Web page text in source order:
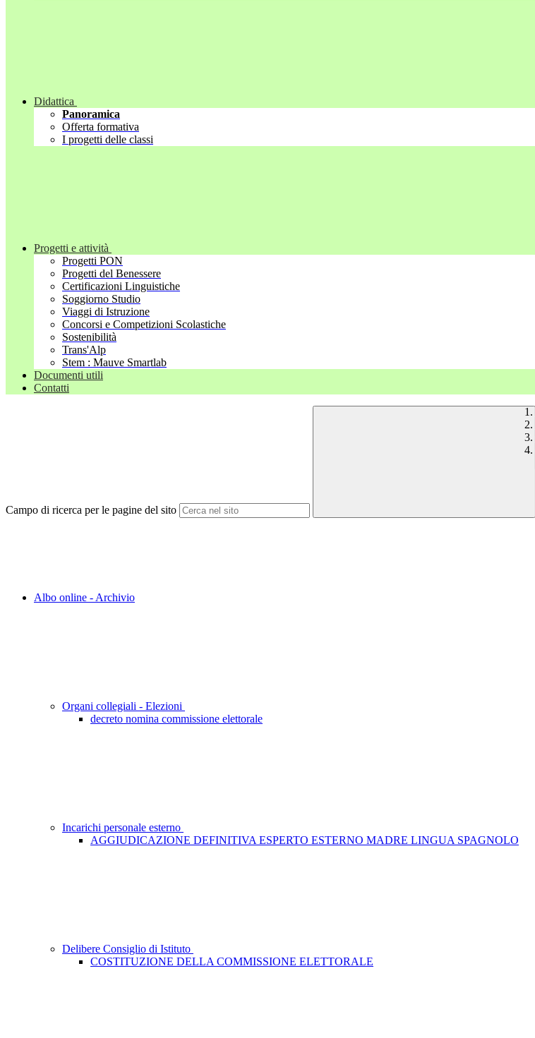
Didattica
Panoramica
Offerta formativa
I progetti delle classi
Progetti e attività
Progetti PON
Progetti del Benessere
Certificazioni Linguistiche
Soggiorno Studio
Viaggi di Istruzione
Concorsi e Competizioni Scolastiche
Sostenibilità
Trans'Alp
Stem : Mauve Smartlab
Documenti utili
Contatti
Campo di ricerca per le pagine del sito
Albo online - Archivio
Organi collegiali - Elezioni
decreto nomina commissione elettorale
Incarichi personale esterno
AGGIUDICAZIONE DEFINITIVA ESPERTO ESTERNO MADRE LINGUA SPAGNOLO
Delibere Consiglio di Istituto
COSTITUZIONE DELLA COMMISSIONE ELETTORALE